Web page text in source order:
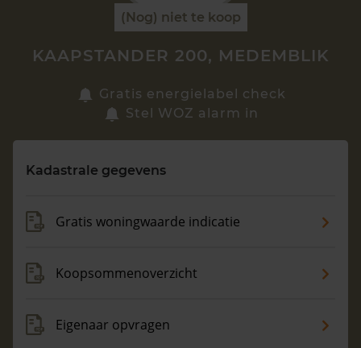
Zoek een woning
Maandag t/m vrijdag - 08:00 -18:00
(Nog) niet te koop
KAAPSTANDER 200, MEDEMBLIK
Gratis energielabel check
Stel WOZ alarm in
Kadastrale gegevens
Gratis woningwaarde indicatie
Koopsommenoverzicht
Eigenaar opvragen